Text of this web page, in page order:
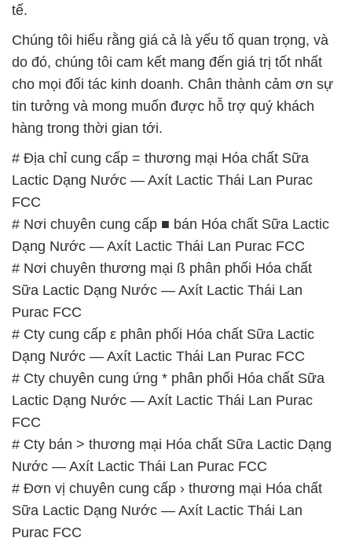
tế.
Chúng tôi hiểu rằng giá cả là yếu tố quan trọng, và
do đó, chúng tôi cam kết mang đến giá trị tốt nhất
cho mọi đối tác kinh doanh. Chân thành cảm ơn sự
tin tưởng và mong muốn được hỗ trợ quý khách
hàng trong thời gian tới.
# Địa chỉ cung cấp = thương mại Hóa chất Sữa
Lactic Dạng Nước — Axít Lactic Thái Lan Purac
FCC
# Nơi chuyên cung cấp ■ bán Hóa chất Sữa Lactic
Dạng Nước — Axít Lactic Thái Lan Purac FCC
# Nơi chuyên thương mại ß phân phối Hóa chất
Sữa Lactic Dạng Nước — Axít Lactic Thái Lan
Purac FCC
# Cty cung cấp ε phân phối Hóa chất Sữa Lactic
Dạng Nước — Axít Lactic Thái Lan Purac FCC
# Cty chuyên cung ứng * phân phối Hóa chất Sữa
Lactic Dạng Nước — Axít Lactic Thái Lan Purac
FCC
# Cty bán > thương mại Hóa chất Sữa Lactic Dạng
Nước — Axít Lactic Thái Lan Purac FCC
# Đơn vị chuyên cung cấp › thương mại Hóa chất
Sữa Lactic Dạng Nước — Axít Lactic Thái Lan
Purac FCC